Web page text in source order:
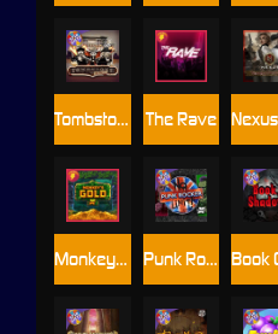
Tombstone No Mercy
Monkey's Gold xPays Punk Rocker
The Rave